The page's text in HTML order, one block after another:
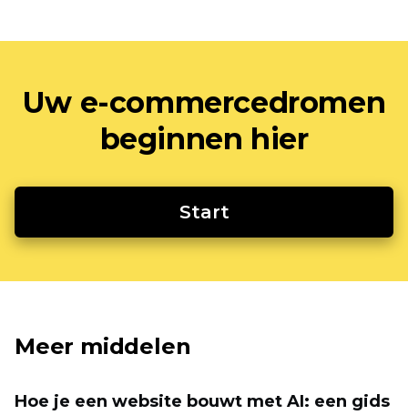
Uw e-commercedromen
beginnen hier
Start
Meer middelen
Hoe je een website bouwt met AI: een gids